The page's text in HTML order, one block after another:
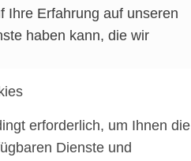
Ihre Erfahrung auf unseren
haben kann, die wir
erforderlich, um Ihnen die
Dienste und